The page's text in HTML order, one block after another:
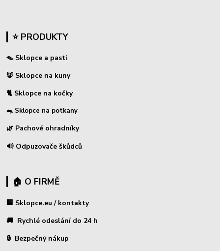
⭐ PRODUKTY
🪤 Sklopce a pasti
🦊 Sklopce na kuny
🐈 Sklopce na kočky
🐀 Sklopce na potkany
🌿 Pachové ohradníky
🔊 Odpuzovače škůdců
🏠 O FIRMĚ
🏢 Sklopce.eu / kontakty
🚚 Rychlé odeslání do 24 h
🔒 Bezpečný nákup